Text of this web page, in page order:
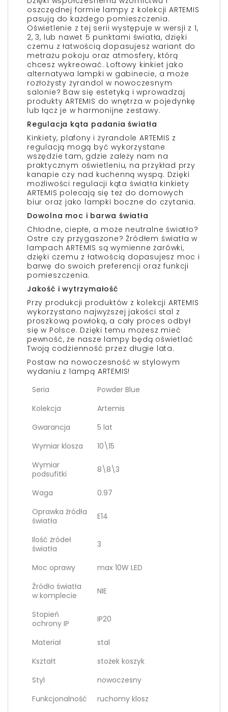
oszczędnej formie lampy z kolekcji ARTEMIS
pasują do każdego pomieszczenia.
Oświetlenie z tej serii występuje w wersji z 1,
2, 3, lub nawet 5 punktami światła, dzięki
czemu z łatwością dopasujesz wariant do
metrażu pokoju oraz atmosfery, którą
chcesz wykreować. Loftowy kinkiet jako
alternatywa lampki w gabinecie, a może
rozłożysty żyrandol w nowoczesnym
salonie? Baw się estetyką i wprowadzaj
produkty ARTEMIS do wnętrza w pojedynkę
lub łącz je w harmonijne zestawy.
Regulacja kąta padania światła
Kinkiety, plafony i żyrandole ARTEMIS z
regulacją mogą być wykorzystane
wszędzie tam, gdzie zależy nam na
praktycznym oświetleniu, na przykład przy
kanapie czy nad kuchenną wyspą. Dzięki
możliwości regulacji kąta światła kinkiety
ARTEMIS polecają się też do domowych
biur oraz jako lampki boczne do czytania.
Dowolna moc i barwa światła
Chłodne, ciepłe, a może neutralne światło?
Ostre czy przygaszone? Źródłem światła w
lampach ARTEMIS są wymienne żarówki,
dzięki czemu z łatwością dopasujesz moc i
barwę do swoich preferencji oraz funkcji
pomieszczenia.
Jakość i wytrzymałość
Przy produkcji produktów z kolekcji ARTEMIS
wykorzystano najwyższej jakości stal z
proszkową powłoką, a cały proces odbył
się w Polsce. Dzięki temu możesz mieć
pewność, że nasze lampy będą oświetlać
Twoją codzienność przez długie lata.
Postaw na nowoczesność w stylowym
wydaniu z lampą ARTEMIS!
Seria
Powder Blue
Kolekcja
Artemis
Gwarancja
5 lat
Wymiar klosza
10\15
Wymiar
podsufitki
8\8\3
Waga
0.97
Oprawka źródła
światła
E14
Ilość żródeł
światła
3
Moc oprawy
max 10W LED
Źródło światła
w komplecie
NIE
Stopień
ochrony IP
IP20
Materiał
stal
Kształt
stożek koszyk
Styl
nowoczesny
Funkcjonalność
ruchomy klosz